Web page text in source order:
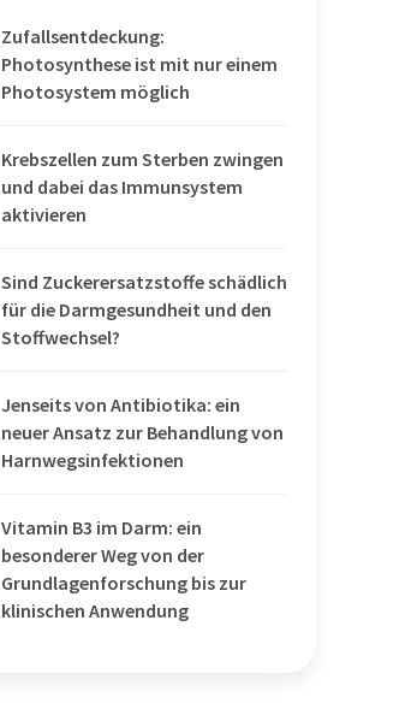
Zufallsentdeckung:
Photosynthese ist mit nur einem
Photosystem möglich
Krebszellen zum Sterben zwingen
und dabei das Immunsystem
aktivieren
Sind Zuckerersatzstoffe schädlich
für die Darmgesundheit und den
Stoffwechsel?
Jenseits von Antibiotika: ein
neuer Ansatz zur Behandlung von
Harnwegsinfektionen
Vitamin B3 im Darm: ein
besonderer Weg von der
Grundlagenforschung bis zur
klinischen Anwendung